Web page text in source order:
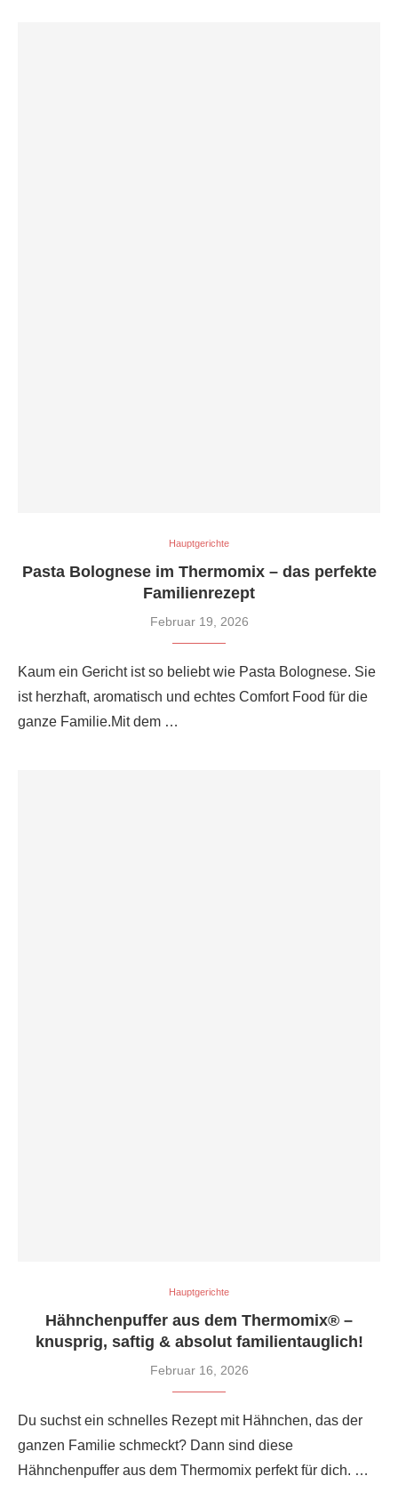
Hauptgerichte
Pasta Bolognese im Thermomix – das perfekte
Familienrezept
Februar 19, 2026
Kaum ein Gericht ist so beliebt wie Pasta Bolognese. Sie
ist herzhaft, aromatisch und echtes Comfort Food für die
ganze Familie.Mit dem …
Hauptgerichte
Hähnchenpuffer aus dem Thermomix® –
knusprig, saftig & absolut familien­tauglich!
Februar 16, 2026
Du suchst ein schnelles Rezept mit Hähnchen, das der
ganzen Familie schmeckt? Dann sind diese
Hähnchenpuffer aus dem Thermomix perfekt für dich. …